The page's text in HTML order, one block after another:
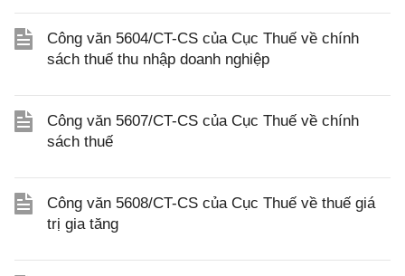
Công văn 5604/CT-CS của Cục Thuế về chính
sách thuế thu nhập doanh nghiệp
Công văn 5607/CT-CS của Cục Thuế về chính
sách thuế
Công văn 5608/CT-CS của Cục Thuế về thuế giá
trị gia tăng